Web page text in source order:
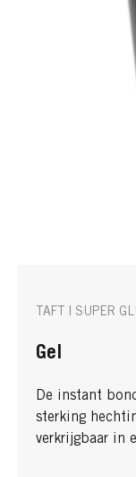
TAFT | SUPER
Gel
De instant
sterking
verkrijgbaar in